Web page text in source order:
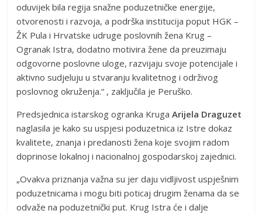
oduvijek bila regija snažne poduzetničke energije,
otvorenosti i razvoja, a podrška institucija poput HGK –
ŽK Pula i Hrvatske udruge poslovnih žena Krug –
Ogranak Istra, dodatno motivira žene da preuzimaju
odgovorne poslovne uloge, razvijaju svoje potencijale i
aktivno sudjeluju u stvaranju kvalitetnog i održivog
poslovnog okruženja.“ , zaključila je Peruško.
Predsjednica istarskog ogranka KrugaArijela Draguzet
naglasila je kako su uspjesi poduzetnica iz Istre dokaz
kvalitete, znanja i predanosti žena koje svojim radom
doprinose lokalnoj i nacionalnoj gospodarskoj zajednici.
„Ovakva priznanja važna su jer daju vidljivost uspješnim
poduzetnicama i mogu biti poticaj drugim ženama da se
odvaže na poduzetnički put. Krug Istra će i dalje